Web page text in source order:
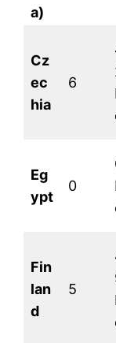
a)
Cz
ec
hia
6
Eg
ypt
0
Fin
lan
d
5